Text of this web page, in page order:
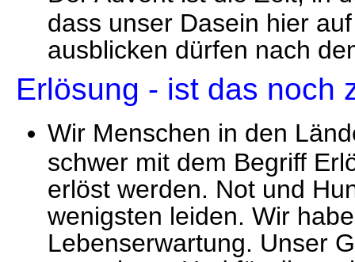
dass unser Dasein hier
ausblicken dürfen nach
Erlösung - ist das noch
Wir Menschen in den
schwer mit dem Begriff
erlöst werden. Not und
wenigsten leiden. Wir
Lebenserwartung. Unser